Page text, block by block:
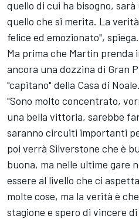
quello di cui ha bisogno,
quello che si merita. La
felice ed emozionato", spiega.
Ma prima che Martin prenda
ancora una dozzina di Gran
"capitano" della Casa di Noale.
"Sono molto concentrato,
una bella vittoria, sarebbe
saranno circuiti importanti
poi verrà Silverstone che è
buona, ma nelle ultime gare
essere al livello che ci
molte cose, ma la verità è
stagione e spero di vincere